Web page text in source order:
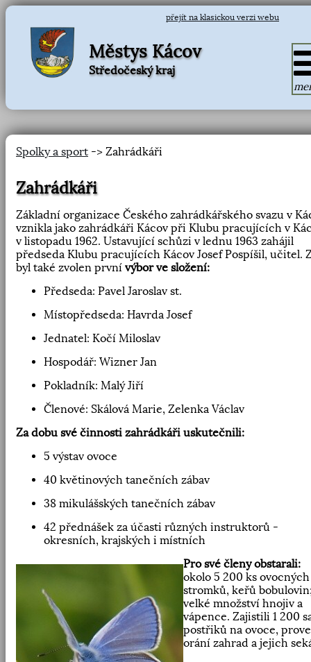
přejít na klasickou verzi webu
Městys Kácov
Středočeský kraj
Spolky a sport -> Zahrádkáři
Zahrádkáři
Základní organizace Českého zahrádkářského svazu v
vznikla jako zahrádkáři Kácov při Klubu pracujících v
v listopadu 1962. Ustavující schůzi v lednu 1963 zahájil
předseda Klubu pracujících Kácov Josef Pospíšil, učitel.
byl také zvolen první výbor ve složení:
Předseda: Pavel Jaroslav st.
Místopředseda: Havrda Josef
Jednatel: Kočí Miloslav
Hospodář: Wizner Jan
Pokladník: Malý Jiří
Členové: Skálová Marie, Zelenka Václav
Za dobu své činnosti zahrádkáři uskutečnili:
5 výstav ovoce
40 květinových tanečních zábav
38 mikulášských tanečních zábav
42 přednášek za účasti různých instruktorů -
okresních, krajských i místních
Pro své členy obstarali:
okolo 5 200 ks ovocných
stromků, keřů
velké množství hnojiv a
vápence. Zajistili 1 200
postřiků na ovoce,
orání zahrad a jejich